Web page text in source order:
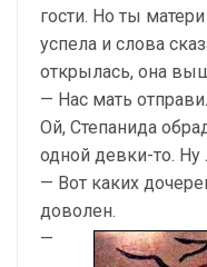
гости. Но ты
успела и слова
открылась, она
— Нас мать
Ой, Степанида
одной девки-то. Ну
— Вот каких
доволен.
—